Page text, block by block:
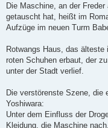
Die Maschine, an der
getauscht hat, heißt im
Aufzüge im neuen Turm
Rotwangs Haus, das älteste
roten Schuhen erbaut, der
unter der Stadt verlief.
Die verstörenste Szene, die
Yoshiwara:
Unter dem Einfluss der
Kleidung, die Maschine